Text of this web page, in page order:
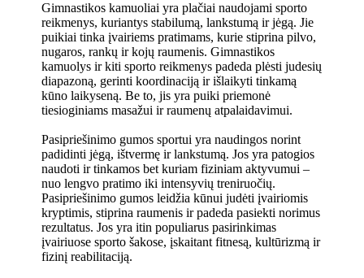
Gimnastikos kamuoliai yra plačiai naudojami sporto
reikmenys, kuriantys stabilumą, lankstumą ir jėgą. Jie
puikiai tinka įvairiems pratimams, kurie stiprina pilvo,
nugaros, rankų ir kojų raumenis. Gimnastikos
kamuolys ir kiti sporto reikmenys padeda plėsti judesių
diapazoną, gerinti koordinaciją ir išlaikyti tinkamą
kūno laikyseną. Be to, jis yra puiki priemonė
tiesioginiams masažui ir raumenų atpalaidavimui.
Pasipriešinimo gumos sportui yra naudingos norint
padidinti jėgą, ištvermę ir lankstumą. Jos yra patogios
naudoti ir tinkamos bet kuriam fiziniam aktyvumui –
nuo lengvo pratimo iki intensyvių treniruočių.
Pasipriešinimo gumos leidžia kūnui judėti įvairiomis
kryptimis, stiprina raumenis ir padeda pasiekti norimus
rezultatus. Jos yra itin populiarus pasirinkimas
įvairiuose sporto šakose, įskaitant fitnesą, kultūrizmą ir
fizinį reabilitaciją.